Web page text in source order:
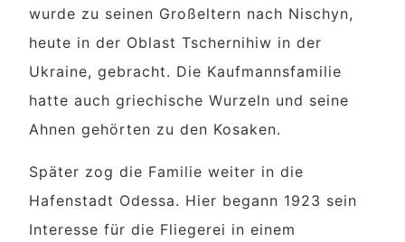
wurde zu seinen Großeltern nach Nischyn,
heute in der Oblast Tschernihiw in der
Ukraine, gebracht. Die Kaufmannsfamilie
hatte auch griechische Wurzeln und seine
Ahnen gehörten zu den Kosaken.
Später zog die Familie weiter in die
Hafenstadt Odessa. Hier begann 1923 sein
Interesse für die Fliegerei in einem